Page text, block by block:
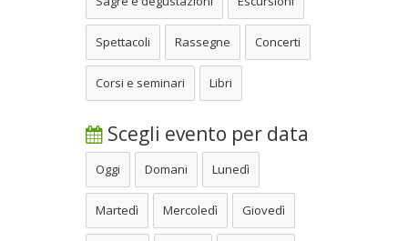
Spettacoli Rassegne Concerti
Corsi e seminari Libri
Scegli evento per data
Oggi Domani Lunedì
Martedì Mercoledì Giovedì